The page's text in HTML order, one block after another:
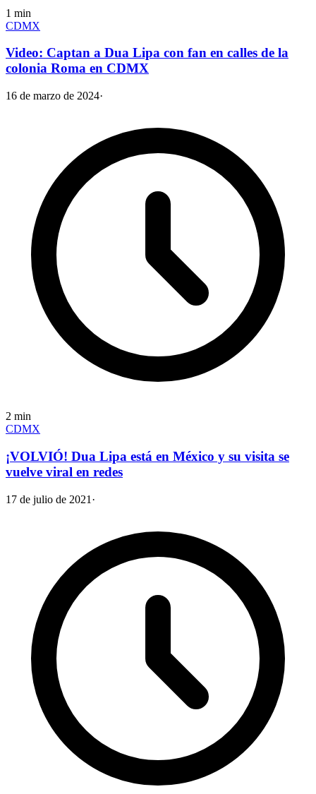
1 min
CDMX
Video: Captan a Dua Lipa con fan en calles de la
colonia Roma en CDMX
16 de marzo de 2024·
2 min
CDMX
¡VOLVIÓ! Dua Lipa está en México y su visita se
vuelve viral en redes
17 de julio de 2021 ·